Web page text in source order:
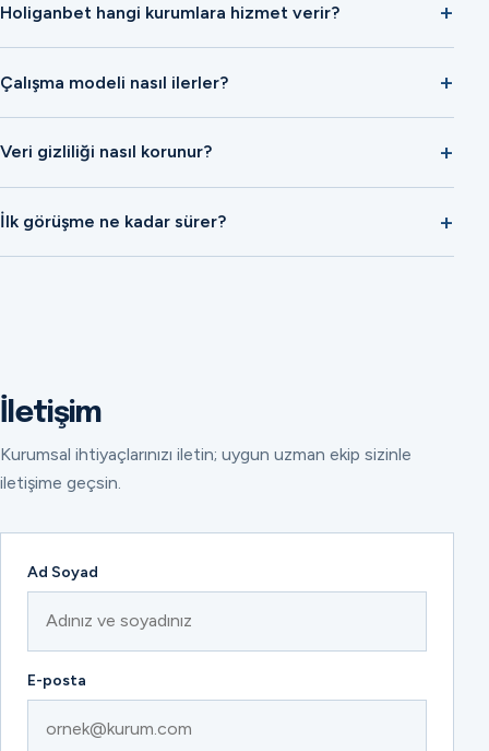
Holiganbet hangi kurumlara hizmet verir?
Çalışma modeli nasıl ilerler?
Veri gizliliği nasıl korunur?
İlk görüşme ne kadar sürer?
İletişim
Kurumsal ihtiyaçlarınızı iletin; uygun uzman ekip sizinle
iletişime geçsin.
Ad Soyad
E-posta